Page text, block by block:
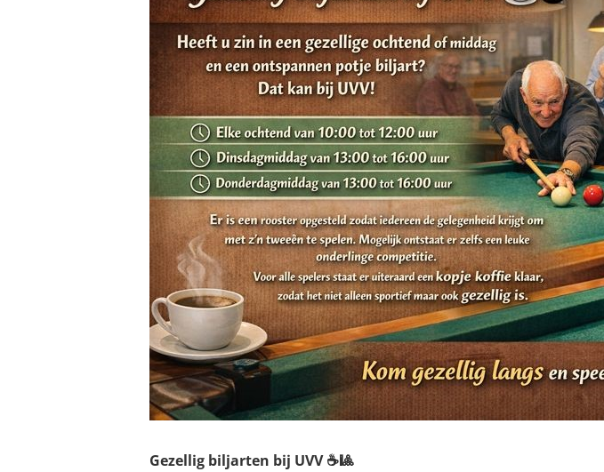
Gezellig biljarten bij UVV ☕🎱